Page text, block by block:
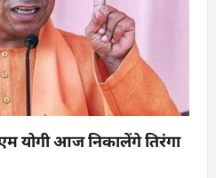
योगी आज निकालेंगे तिरंगा